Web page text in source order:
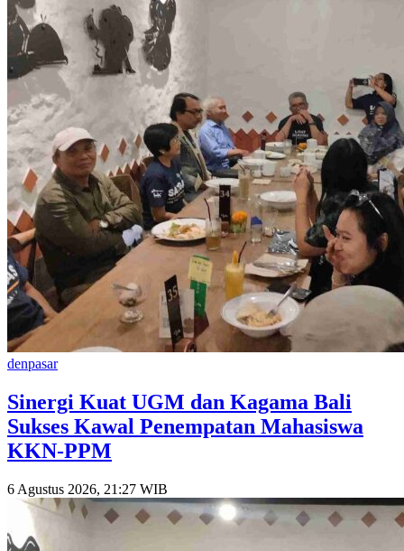
denpasar
Sinergi Kuat UGM dan Kagama Bali
Sukses Kawal Penempatan Mahasiswa
KKN-PPM
6 Agustus 2026, 21:27 WIB